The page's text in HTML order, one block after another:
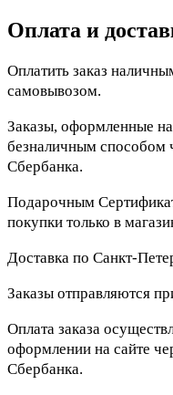
Оплата и
Оплатить заказ
самовывозом.
Заказы, оформленные
безналичным способом
Сбербанка.
Подарочным
покупки только в
Доставка по Санкт-
Заказы отправляются
Оплата заказа
оформлении на сайте
Сбербанка.